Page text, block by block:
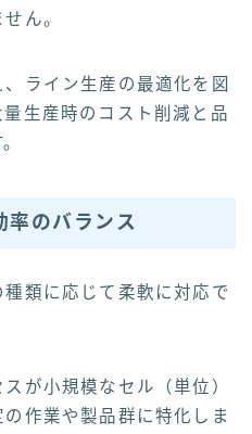
ん。
ライン生産の最適化を図
生産時のコスト削減と品
率のバランス
類に応じて柔軟に対応で
が小規模なセル（単位）
作業や製品群に特化しま